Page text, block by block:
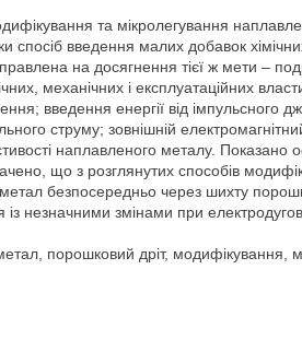
та мікролегування
спосіб введення малих добавок
на досягнення тієї ж мети –
механічних і експлуатаційних
введення енергії від
струму; зовнішній
наплавленого металу.
що з розглянутих способів
безпосередньо через шихту
із незначними змінами при
порошковий дріт, модифікування,